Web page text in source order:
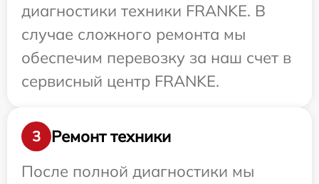
диагностики техники FRANKE. В
случае сложного ремонта мы
обеспечим перевозку за наш счет в
сервисный центр FRANKE.
3
Ремонт техники
После полной диагностики мы